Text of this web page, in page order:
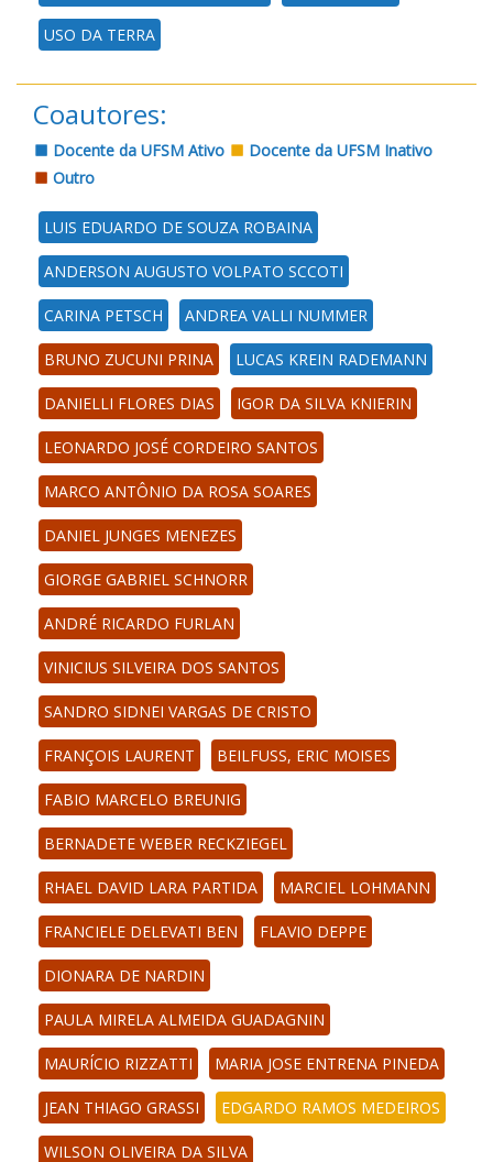
USO DA TERRA
Coautores:
Docente da UFSM Ativo
Docente da UFSM Inativo
Outro
LUIS EDUARDO DE SOUZA ROBAINA
ANDERSON AUGUSTO VOLPATO SCCOTI
CARINA PETSCH ANDREA VALLI NUMMER
BRUNO ZUCUNI PRINA LUCAS KREIN RADEMANN
DANIELLI FLORES DIAS IGOR DA SILVA KNIERIN
LEONARDO JOSÉ CORDEIRO SANTOS
MARCO ANTÔNIO DA ROSA SOARES
DANIEL JUNGES MENEZES
GIORGE GABRIEL SCHNORR
ANDRÉ RICARDO FURLAN
VINICIUS SILVEIRA DOS SANTOS
SANDRO SIDNEI VARGAS DE CRISTO
FRANÇOIS LAURENT BEILFUSS, ERIC MOISES
FABIO MARCELO BREUNIG
BERNADETE WEBER RECKZIEGEL
RHAEL DAVID LARA PARTIDA MARCIEL LOHMANN
FRANCIELE DELEVATI BEN FLAVIO DEPPE
DIONARA DE NARDIN
PAULA MIRELA ALMEIDA GUADAGNIN
MAURÍCIO RIZZATTI MARIA JOSE ENTRENA PINEDA
JEAN THIAGO GRASSI EDGARDO RAMOS MEDEIROS
WILSON OLIVEIRA DA SILVA